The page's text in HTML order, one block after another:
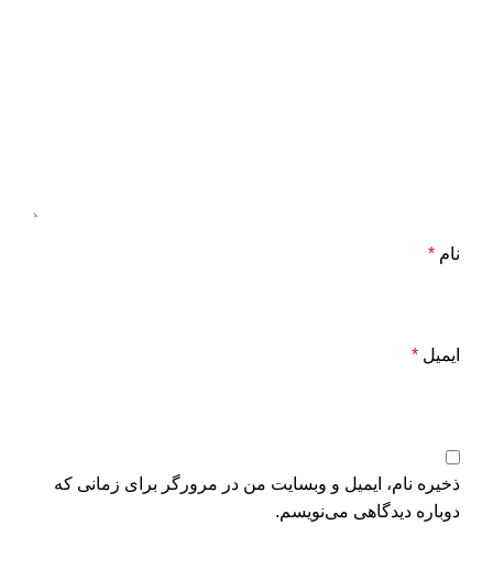
نام *
ایمیل *
ذخیره نام، ایمیل و وبسایت من در مرورگر برای زمانی که
دوباره دیدگاهی می‌نویسم.